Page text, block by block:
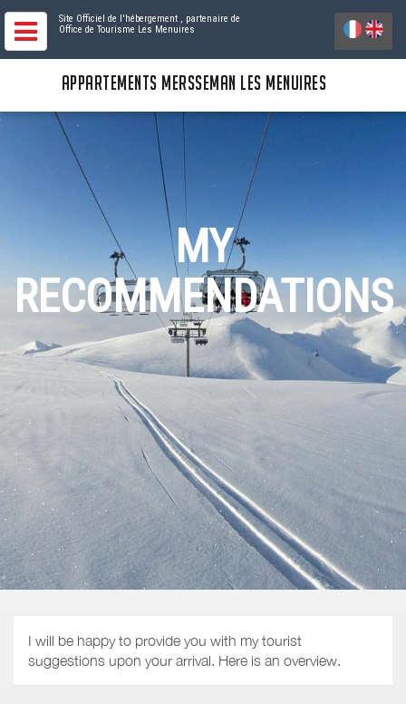
Site Officiel de l'hébergement , partenaire de
Office de Tourisme Les Menuires
APPARTEMENTS MERSSEMAN LES MENUIRES
MY
RECOMMENDATIONS
I will be happy to provide you with my tourist
suggestions upon your arrival. Here is an overview.